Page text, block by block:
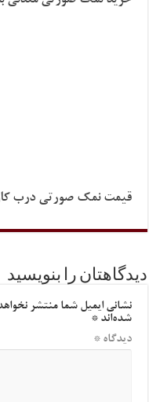
قیمت نمک صورتی درب
دیدگاهتان را بنویسید
نشانی ایمیل شما منتشر
شده‌اند*
دیدگاه*